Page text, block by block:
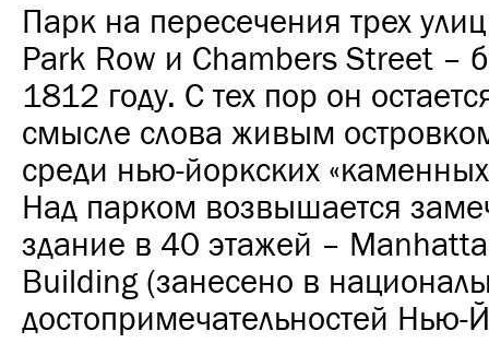
Парк на пересечения трех
Park Row и Chambers Street –
1812 году. С тех пор он
смысле слова живым
среди нью-йоркских
Над парком возвышается
здание в 40 этажей –
Building (занесено в
достопримечательностей Нью-